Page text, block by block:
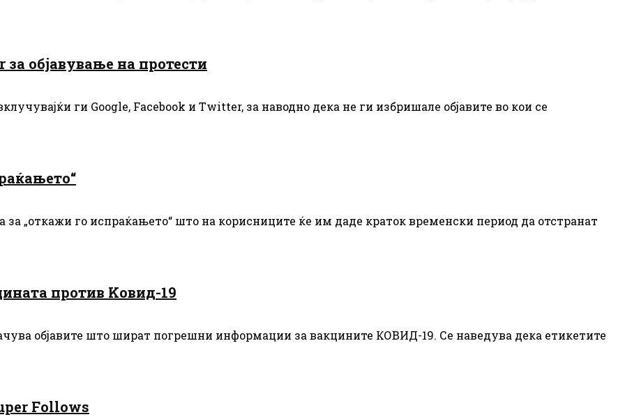
објавување на протести
ги Google, Facebook и Twitter, за наводно дека не ги избришале објавите во кои се
„откажи го испраќањето“ што на корисниците ќе им даде краток временски период да отстранат
против Kовид-19
објавите што шират погрешни информации за вакцините КОВИД-19. Се наведува дека етикетите
Follows